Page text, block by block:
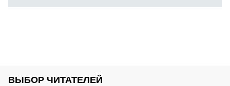
ВЫБОР ЧИТАТЕЛЕЙ